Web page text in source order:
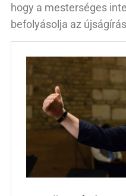
hogy a mesterséges
befolyásolja az